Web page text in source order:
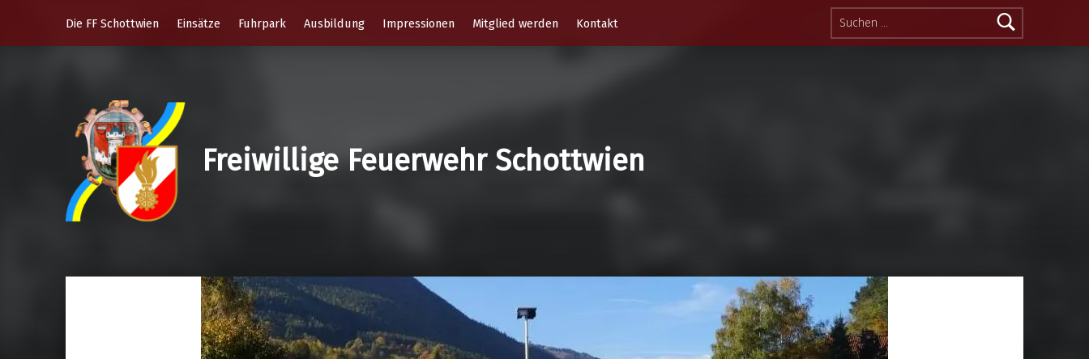
Die FF Schottwien Einsätze Fuhrpark Ausbildung Impressionen Mitglied werden Kontakt
Freiwillige Feuerwehr Schottwien